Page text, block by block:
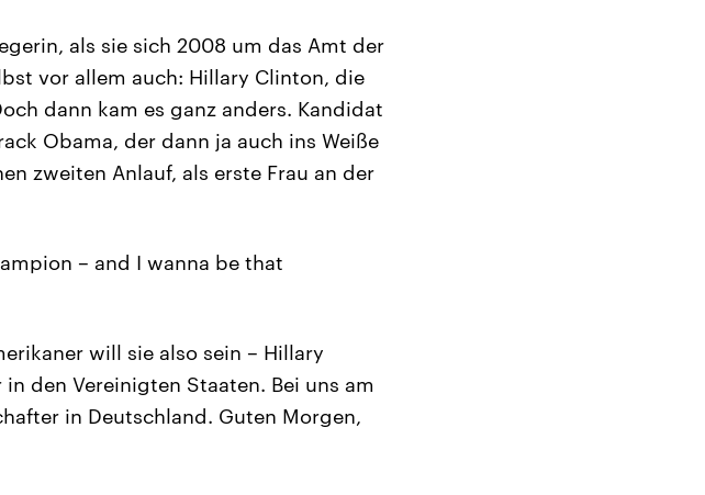
als sie sich 2008 um das Amt der
vor allem auch: Hillary Clinton, die
dann kam es ganz anders. Kandidat
Obama, der dann ja auch ins Weiße
zweiten Anlauf, als erste Frau an der
– and I wanna be that
will sie also sein – Hillary
den Vereinigten Staaten. Bei uns am
in Deutschland. Guten Morgen,